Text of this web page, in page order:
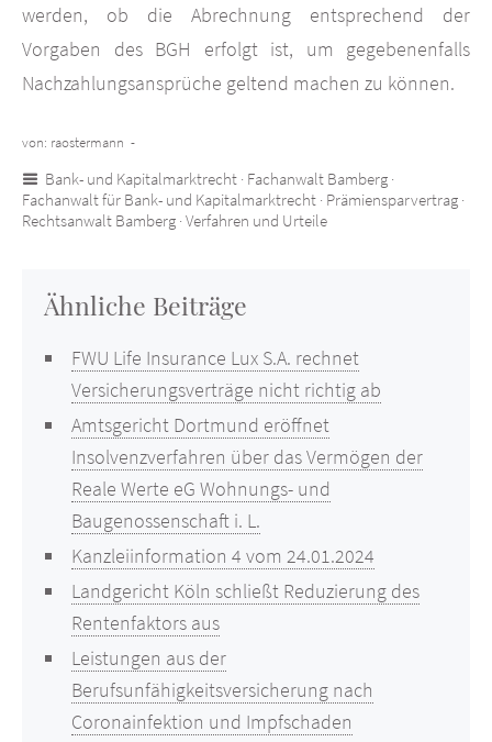
werden, ob die Abrechnung entsprechend der
Vorgaben des BGH erfolgt ist, um gegebenenfalls
Nachzahlungsansprüche geltend machen zu können.
von: raostermann -
Bank- und Kapitalmarktrecht · Fachanwalt Bamberg ·
Fachanwalt für Bank- und Kapitalmarktrecht · Prämiensparvertrag ·
Rechtsanwalt Bamberg · Verfahren und Urteile
Ähnliche Beiträge
FWU Life Insurance Lux S.A. rechnet
Versicherungsverträge nicht richtig ab
Amtsgericht Dortmund eröffnet
Insolvenzverfahren über das Vermögen der
Reale Werte eG Wohnungs- und
Baugenossenschaft i. L.
Kanzleiinformation 4 vom 24.01.2024
Landgericht Köln schließt Reduzierung des
Rentenfaktors aus
Leistungen aus der
Berufsunfähigkeitsversicherung nach
Coronainfektion und Impfschaden